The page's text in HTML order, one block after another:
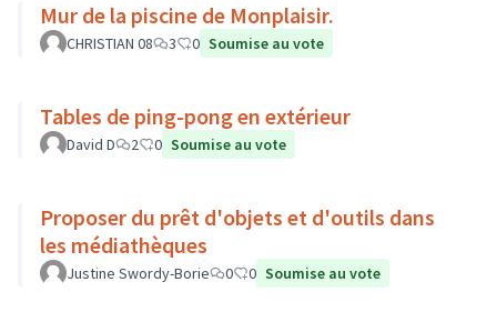
Mur de la piscine de Monplaisir.
CHRISTIAN 08 3 0 Soumise au vote
Tables de ping-pong en extérieur
David D 2 0 Soumise au vote
Proposer du prêt d'objets et d'outils dans
les médiathèques
Justine Swordy-Borie 0 0 Soumise au vote